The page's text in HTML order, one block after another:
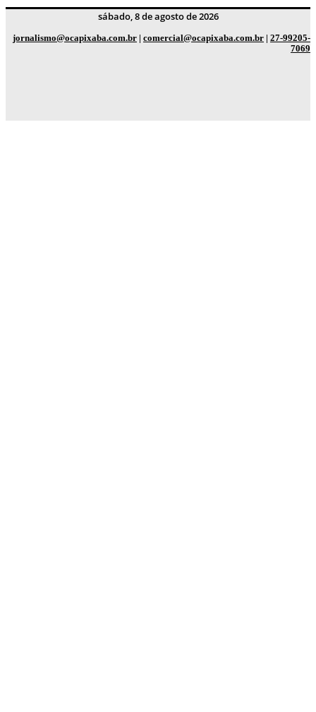
sábado, 8 de agosto de 2026
jornalismo@ocapixaba.com.br | comercial@ocapixaba.com.br | 27-99205-
7069